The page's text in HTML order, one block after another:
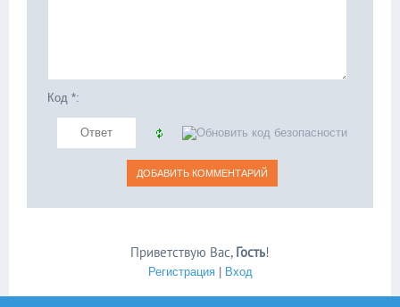
Код *:
Приветствую Вас, Гость!
Регистрация| Вход